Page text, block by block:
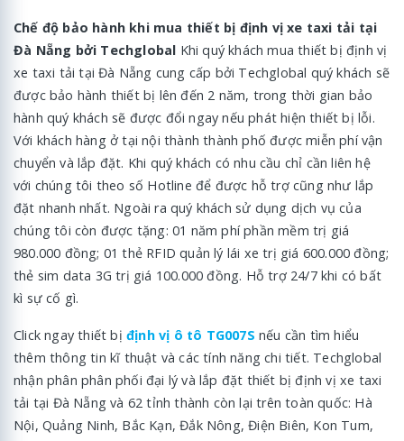
Chế độ bảo hành khi mua thiết bị định vị xe taxi tải tại
Đà Nẵng bởi Techglobal Khi quý khách mua thiết bị định vị
xe taxi tải tại Đà Nẵng cung cấp bởi Techglobal quý khách sẽ
được bảo hành thiết bị lên đến 2 năm, trong thời gian bảo
hành quý khách sẽ được đổi ngay nếu phát hiện thiết bị lỗi.
Với khách hàng ở tại nội thành thành phố được miễn phí vận
chuyển và lắp đặt. Khi quý khách có nhu cầu chỉ cần liên hệ
với chúng tôi theo số Hotline để được hỗ trợ cũng như lắp
đặt nhanh nhất. Ngoài ra quý khách sử dụng dịch vụ của
chúng tôi còn được tặng: 01 năm phí phần mềm trị giá
980.000 đồng; 01 thẻ RFID quản lý lái xe trị giá 600.000 đồng;
thẻ sim data 3G trị giá 100.000 đồng. Hỗ trợ 24/7 khi có bất
kì sự cố gì.
Click ngay thiết bị định vị ô tô TG007S nếu cần tìm hiểu
thêm thông tin kĩ thuật và các tính năng chi tiết. Techglobal
nhận phân phân phối đại lý và lắp đặt thiết bị định vị xe taxi
tải tại Đà Nẵng và 62 tỉnh thành còn lại trên toàn quốc: Hà
Nội, Quảng Ninh, Bắc Kạn, Đắk Nông, Điện Biên, Kon Tum,